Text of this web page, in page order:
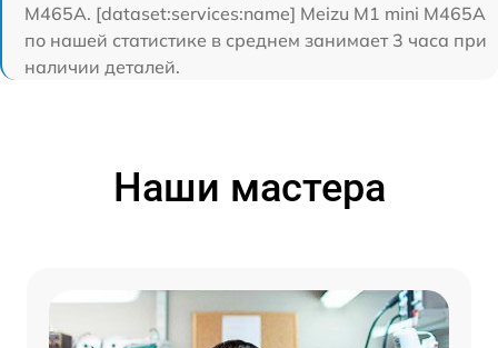
M465A. [dataset:services:name] Meizu M1 mini M465A
по нашей статистике в среднем занимает 3 часа при
наличии деталей.
Наши мастера